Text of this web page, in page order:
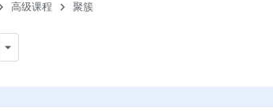
高级课程 聚簇